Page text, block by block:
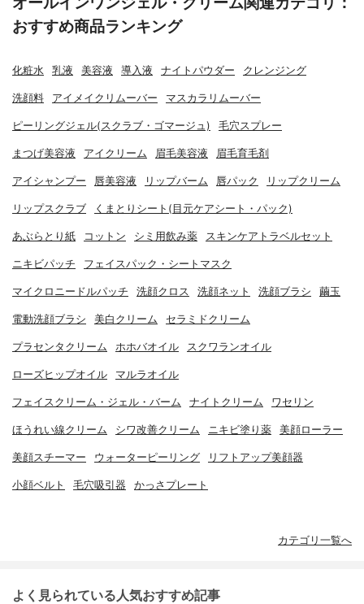
おすすめ商品ランキング
化粧水 乳液 美容液 導入液 ナイトパウダー クレンジング
洗顔料 アイメイクリムーバー マスカラリムーバー
ピーリングジェル(スクラブ・ゴマージュ) 毛穴スプレー
まつげ美容液 アイクリーム 眉毛美容液 眉毛育毛剤
アイシャンプー 唇美容液 リップバーム 唇パック リップクリーム
リップスクラブ くまとりシート(目元ケアシート・パック)
あぶらとり紙 コットン シミ用飲み薬 スキンケアトラベルセット
ニキビパッチ フェイスパック・シートマスク
マイクロニードルパッチ 洗顔クロス 洗顔ネット 洗顔ブラシ 繭玉
電動洗顔ブラシ 美白クリーム セラミドクリーム
プラセンタクリーム ホホバオイル スクワランオイル
ローズヒップオイル マルラオイル
フェイスクリーム・ジェル・バーム ナイトクリーム ワセリン
ほうれい線クリーム シワ改善クリーム ニキビ塗り薬 美顔ローラー
美顔スチーマー ウォーターピーリング リフトアップ美顔器
小顔ベルト 毛穴吸引器 かっさプレート
カテゴリ一覧へ
よく見られている人気おすすめ記事